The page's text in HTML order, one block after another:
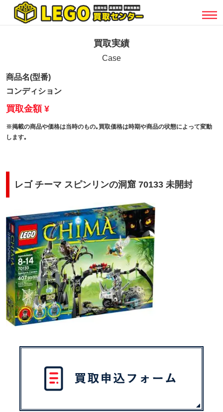
買取実績
Case
商品名(型番)
コンディション
買取金額 ¥
※掲載の商品や価格は当時のもの｡買取価格は時期や商品の状態によって変動
します｡
レゴ チーマ スピンリンの洞窟 70133 未開封